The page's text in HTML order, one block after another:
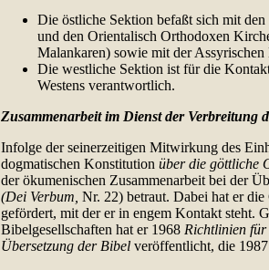
Die östliche Sektion befaßt sich mit
und den Orientalisch Orthodoxen
Malankaren) sowie mit der Assyrischen
Die westliche Sektion ist für die
Westens verantwortlich.
Zusammenarbeit im Dienst der Verbreitung
Infolge der seinerzeitigen Mitwirkung des
dogmatischen Konstitution über die göttliche
der ökumenischen Zusammenarbeit bei der
(Dei Verbum, Nr. 22) betraut. Dabei hat er
gefördert, mit der er in engem Kontakt steht.
Bibelgesellschaften hat er 1968 Richtlinien für
Übersetzung der Bibel veröffentlicht, die